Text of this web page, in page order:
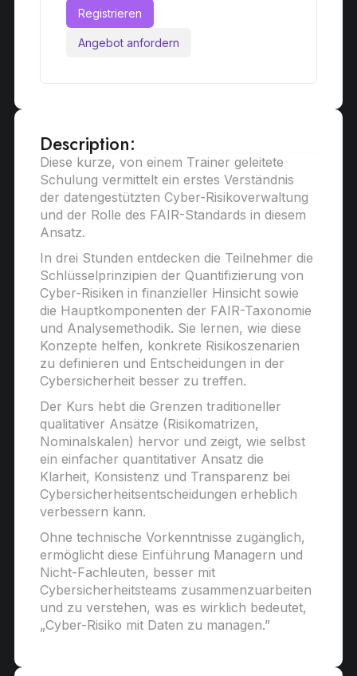
Registrieren
Angebot anfordern
Description:
Diese kurze, von einem Trainer geleitete
Schulung vermittelt ein erstes Verständnis
der datengestützten Cyber-Risikoverwaltung
und der Rolle des FAIR-Standards in diesem
Ansatz.
In drei Stunden entdecken die Teilnehmer die
Schlüsselprinzipien der Quantifizierung von
Cyber-Risiken in finanzieller Hinsicht sowie
die Hauptkomponenten der FAIR-Taxonomie
und Analysemethodik. Sie lernen, wie diese
Konzepte helfen, konkrete Risikoszenarien
zu definieren und Entscheidungen in der
Cybersicherheit besser zu treffen.
Der Kurs hebt die Grenzen traditioneller
qualitativer Ansätze (Risikomatrizen,
Nominalskalen) hervor und zeigt, wie selbst
ein einfacher quantitativer Ansatz die
Klarheit, Konsistenz und Transparenz bei
Cybersicherheitsentscheidungen erheblich
verbessern kann.
Ohne technische Vorkenntnisse zugänglich,
ermöglicht diese Einführung Managern und
Nicht-Fachleuten, besser mit
Cybersicherheitsteams zusammenzuarbeiten
und zu verstehen, was es wirklich bedeutet,
„Cyber-Risiko mit Daten zu managen.”